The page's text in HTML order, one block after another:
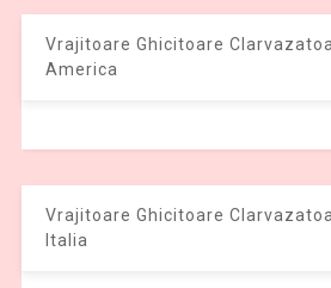
Vrajitoare Ghicitoare
America
Vrajitoare Ghicitoare
Italia